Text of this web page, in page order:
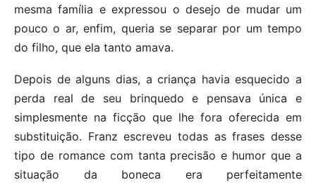
mesma família e expressou o desejo de mudar um
pouco o ar, enfim, queria se separar por um tempo
do filho, que ela tanto amava.
Depois de alguns dias, a criança havia esquecido a
perda real de seu brinquedo e pensava única e
simplesmente na ficção que lhe fora oferecida em
substituição. Franz escreveu todas as frases desse
tipo de romance com tanta precisão e humor que a
situação da boneca era perfeitamente